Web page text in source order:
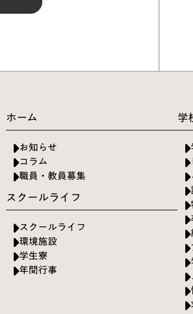
ホーム
お知らせ
コラム
職員・教員募集
スクールライフ
スクールライフ
環境施設
学生寮
年間行事
学